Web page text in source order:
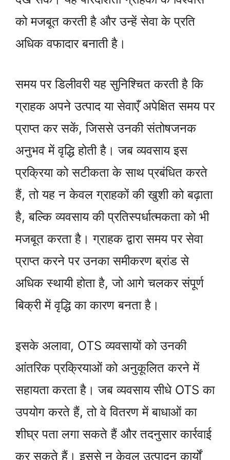
को मजबूत करती है और उन्हें सेवा के प्रति
अधिक वफादार बनाती है।
समय पर डिलीवरी यह सुनिश्चित करती है कि
ग्राहक अपने उत्पाद या सेवाएँ अपेक्षित समय पर
प्राप्त कर सकें, जिससे उनकी संतोषजनक
अनुभव में वृद्धि होती है। जब व्यवसाय इस
प्रक्रिया को सटीकता के साथ प्रबंधित करते
हैं, तो यह न केवल ग्राहकों की खुशी को बढ़ाता
है, बल्कि व्यवसाय की प्रतिस्पर्धात्मकता को भी
मजबूत करता है। ग्राहक द्वारा समय पर सेवा
प्राप्त करने पर उनका समीकरण ब्रांड से
अधिक स्थायी होता है, जो आगे चलकर संपूर्ण
बिक्री में वृद्धि का कारण बनता है।
इसके अलावा, OTS व्यवसायों को उनकी
आंतरिक प्रक्रियाओं को अनुकूलित करने में
सहायता करता है। जब व्यवसाय सीधे OTS का
उपयोग करते हैं, तो वे वितरण में बाधाओं का
शीघ्र पता लगा सकते हैं और तदनुसार कार्रवाई
कर सकते हैं। इससे न केवल उत्पादन कार्यों